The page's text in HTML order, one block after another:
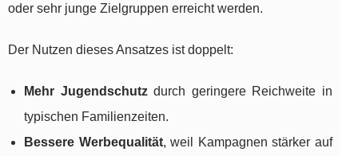
oder sehr junge Zielgruppen erreicht werden.
Der Nutzen dieses Ansatzes ist doppelt:
Mehr Jugendschutzdurch geringere Reichweite in
typischen Familienzeiten.
Bessere Werbequalität, weil Kampagnen stärker auf